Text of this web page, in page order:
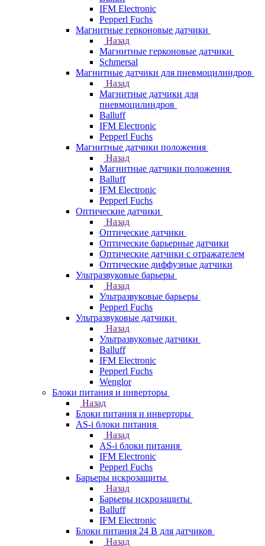
IFM Electronic
Pepperl Fuchs
Магнитные герконовые датчики
Назад
Магнитные герконовые датчики
Schmersal
Магнитные датчики для пневмоцилиндров
Назад
Магнитные датчики для
пневмоцилиндров
Balluff
IFM Electronic
Pepperl Fuchs
Магнитные датчики положения
Назад
Магнитные датчики положения
Balluff
IFM Electronic
Pepperl Fuchs
Оптические датчики
Назад
Оптические датчики
Оптические барьерные датчики
Оптические датчики с отражателем
Оптические диффузные датчики
Ультразвуковые барьеры
Назад
Ультразвуковые барьеры
Pepperl Fuchs
Ультразвуковые датчики
Назад
Ультразвуковые датчики
Balluff
IFM Electronic
Pepperl Fuchs
Wenglor
Блоки питания и инверторы
Назад
Блоки питания и инверторы
AS-i блоки питания
Назад
AS-i блоки питания
IFM Electronic
Pepperl Fuchs
Барьеры искрозащиты
Назад
Барьеры искрозащиты
Balluff
IFM Electronic
Блоки питания 24 В для датчиков
Назад